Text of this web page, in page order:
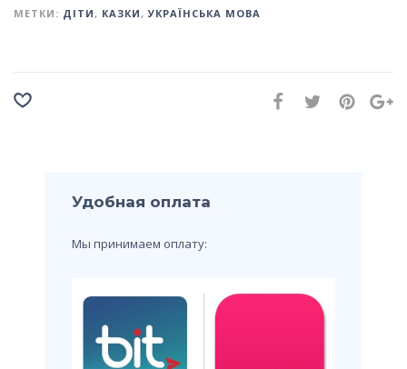
МЕТКИ: ДІТИ , КАЗКИ ,УКРАЇНСЬКА МОВА
Удобная оплата
Мы принимаем оплату: